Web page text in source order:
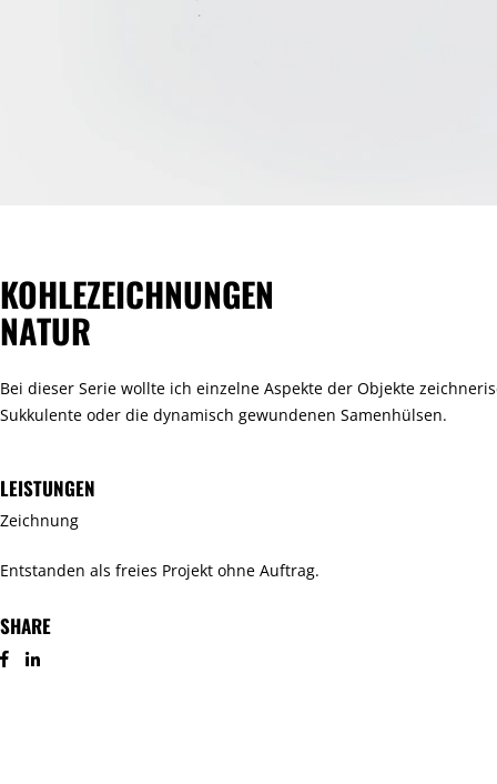
KOHLEZEICHNUNGEN
NATUR
Bei dieser Serie wollte ich einzelne Aspekte der Objekte
Sukkulente oder die dynamisch gewundenen Samenhülsen.
LEISTUNGEN
Zeichnung
Entstanden als freies Projekt ohne Auftrag.
SHARE